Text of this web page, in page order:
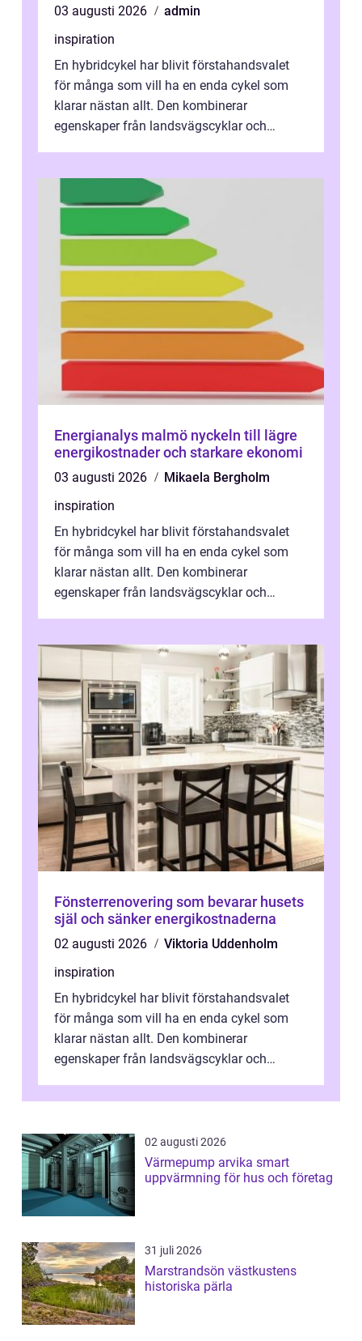
03 augusti 2026
admin
inspiration
En hybridcykel har blivit förstahandsvalet
för många som vill ha en enda cykel som
klarar nästan allt. Den kombinerar
egenskaper från landsvägscyklar och
Energianalys malmö nyckeln till lägre
energikostnader och starkare ekonomi
03 augusti 2026
Mikaela Bergholm
inspiration
En hybridcykel har blivit förstahandsvalet
för många som vill ha en enda cykel som
klarar nästan allt. Den kombinerar
egenskaper från landsvägscyklar och
Fönsterrenovering som bevarar husets
själ och sänker energikostnaderna
02 augusti 2026
Viktoria Uddenholm
inspiration
En hybridcykel har blivit förstahandsvalet
för många som vill ha en enda cykel som
klarar nästan allt. Den kombinerar
egenskaper från landsvägscyklar och
02 augusti 2026
Värmepump arvika smart
uppvärmning för hus och företag
31 juli 2026
Marstrandsön västkustens
historiska pärla